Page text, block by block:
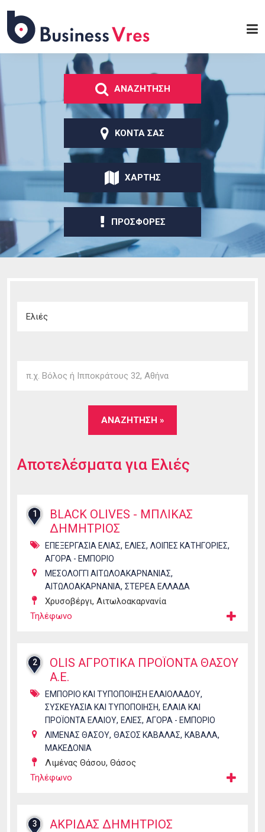
κυρίως περιεχόμενο
Business
ΑΝΑΖΗΤΗΣΗ
ΚΟΝΤΑ ΣΑΣ
ΧΑΡΤΗΣ
ΠΡΟΣΦΟΡΕΣ
Αποτελέσματα για Ελιές
1
BLACK OLIVES - ΜΠΛΙΚΑΣ
ΔΗΜΗΤΡΙΟΣ
ΕΠΕΞΕΡΓΑΣΙΑ ΕΛΙΑΣ, ΕΛΙΕΣ, ΛΟΙΠΕΣ ΚΑΤΗΓΟΡΙΕΣ,
ΑΓΟΡΑ - ΕΜΠΟΡΙΟ
ΜΕΣΟΛΟΓΓΙ ΑΙΤΩΛΟΑΚΑΡΝΑΝΙΑΣ,
ΑΙΤΩΛΟΑΚΑΡΝΑΝΙΑ, ΣΤΕΡΕΑ ΕΛΛΑΔΑ
Χρυσοβέργι, Αιτωλοακαρνανία
Τηλέφωνο
2
OLIS ΑΓΡΟΤΙΚΑ ΠΡΟΪΟΝΤΑ ΘΑΣΟΥ
Α.Ε.
ΕΜΠΟΡΙΟ ΚΑΙ ΤΥΠΟΠΟΙΗΣΗ ΕΛΑΙΟΛΑΔΟΥ,
ΣΥΣΚΕΥΑΣΙΑ ΚΑΙ ΤΥΠΟΠΟΙΗΣΗ, ΕΛΑΙΑ ΚΑΙ
ΠΡΟΪΟΝΤΑ ΕΛΑΙΟΥ, ΕΛΙΕΣ, ΑΓΟΡΑ - ΕΜΠΟΡΙΟ
ΛΙΜΕΝΑΣ ΘΑΣΟΥ, ΘΑΣΟΣ ΚΑΒΑΛΑΣ, ΚΑΒΑΛΑ,
ΜΑΚΕΔΟΝΙΑ
Λιμένας Θάσου, Θάσος
Τηλέφωνο
3 ΑΚΡΙΔΑΣ ΔΗΜΗΤΡΙΟΣ